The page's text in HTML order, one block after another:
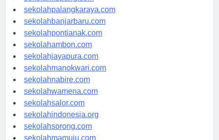
sekolahkupang.com
sekolahpalangkaraya.com
sekolahbanjarbaru.com
sekolahpontianak.com
sekolahambon.com
sekolahjayapura.com
sekolahmanokwari.com
sekolahnabire.com
sekolahwamena.com
sekolahsalor.com
sekolahindonesia.org
sekolahsorong.com